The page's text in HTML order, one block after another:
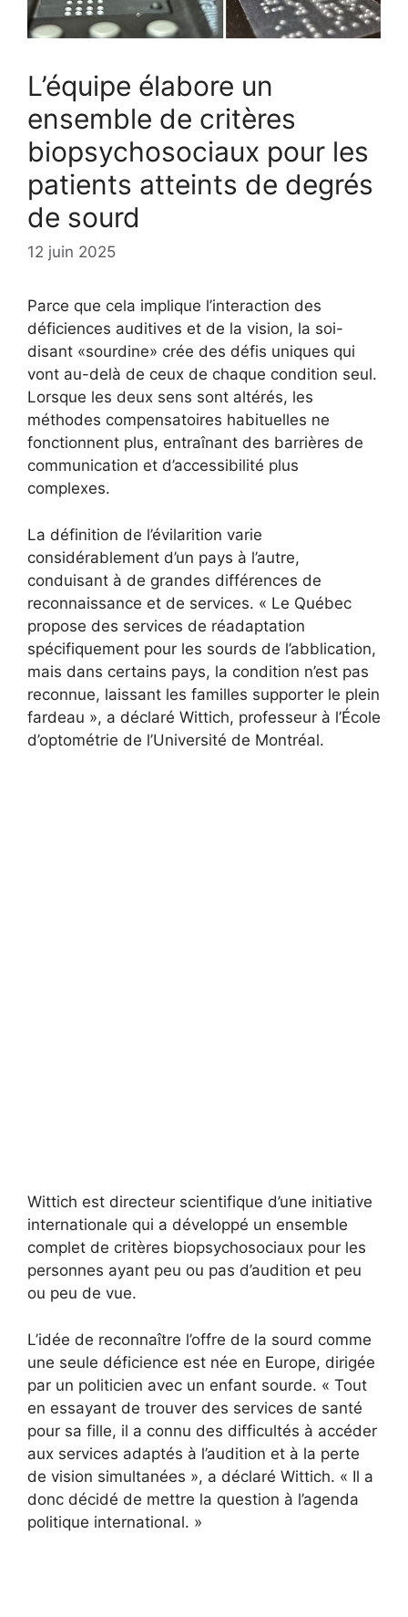
L’équipe élabore un
ensemble de critères
biopsychosociaux pour les
patients atteints de degrés
de sourd
12 juin 2025
Parce que cela implique l’interaction des
déficiences auditives et de la vision, la soi-
disant «sourdine» crée des défis uniques qui
vont au-delà de ceux de chaque condition seul.
Lorsque les deux sens sont altérés, les
méthodes compensatoires habituelles ne
fonctionnent plus, entraînant des barrières de
communication et d’accessibilité plus
complexes.
La définition de l’évilarition varie
considérablement d’un pays à l’autre,
conduisant à de grandes différences de
reconnaissance et de services. « Le Québec
propose des services de réadaptation
spécifiquement pour les sourds de l’abblication,
mais dans certains pays, la condition n’est pas
reconnue, laissant les familles supporter le plein
fardeau », a déclaré Wittich, professeur à l’École
d’optométrie de l’Université de Montréal.
Wittich est directeur scientifique d’une initiative
internationale qui a développé un ensemble
complet de critères biopsychosociaux pour les
personnes ayant peu ou pas d’audition et peu
ou peu de vue.
L’idée de reconnaître l’offre de la sourd comme
une seule déficience est née en Europe, dirigée
par un politicien avec un enfant sourde. « Tout
en essayant de trouver des services de santé
pour sa fille, il a connu des difficultés à accéder
aux services adaptés à l’audition et à la perte
de vision simultanées », a déclaré Wittich. « Il a
donc décidé de mettre la question à l’agenda
politique international. »